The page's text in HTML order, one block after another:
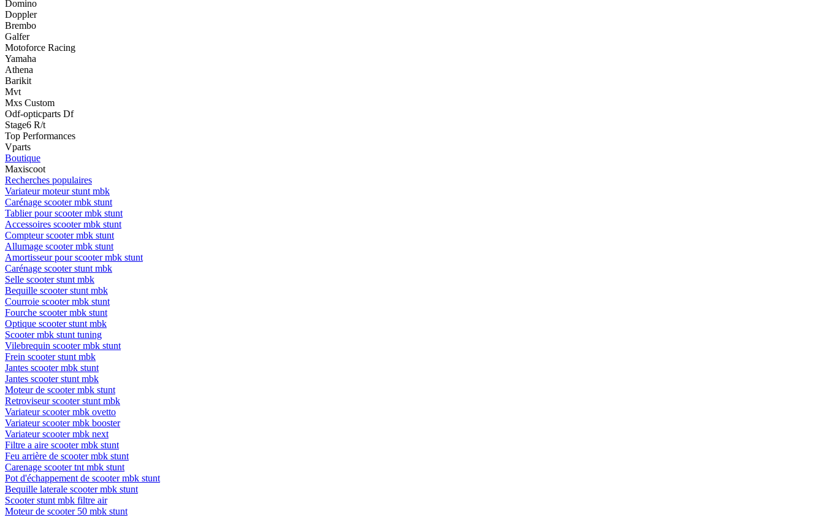
Domino
Doppler
Brembo
Galfer
Motoforce Racing
Yamaha
Athena
Barikit
Mvt
Mxs Custom
Odf-opticparts Df
Stage6 R/t
Top Performances
Vparts
Boutique
Maxiscoot
Recherches populaires
Variateur moteur stunt mbk
Carénage scooter mbk stunt
Tablier pour scooter mbk stunt
Accessoires scooter mbk stunt
Compteur scooter mbk stunt
Allumage scooter mbk stunt
Amortisseur pour scooter mbk stunt
Carénage scooter stunt mbk
Selle scooter stunt mbk
Bequille scooter stunt mbk
Courroie scooter mbk stunt
Fourche scooter mbk stunt
Optique scooter stunt mbk
Scooter mbk stunt tuning
Vilebrequin scooter mbk stunt
Frein scooter stunt mbk
Jantes scooter mbk stunt
Jantes scooter stunt mbk
Moteur de scooter mbk stunt
Retroviseur scooter stunt mbk
Variateur scooter mbk ovetto
Variateur scooter mbk booster
Variateur scooter mbk next
Filtre a aire scooter mbk stunt
Feu arrière de scooter mbk stunt
Carenage scooter tnt mbk stunt
Pot d'échappement de scooter mbk stunt
Bequille laterale scooter mbk stunt
Scooter stunt mbk filtre air
Moteur de scooter 50 mbk stunt